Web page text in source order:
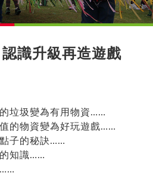
識升級再造遊戲
垃圾變為有用物資……
的物資變為好玩遊戲……
子的秘訣……
知識……
……